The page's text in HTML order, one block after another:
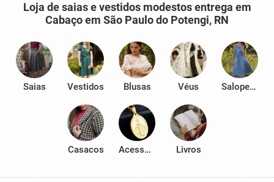
Loja de saias e vestidos modestos entrega em
Cabaço em São Paulo do Potengi, RN
Saias Vestidos Blusas Véus Salopetes
Casacos Acessórios Livros